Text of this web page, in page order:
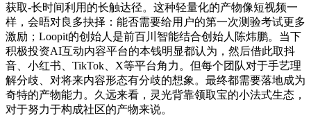
获取-长时间利用的长触达径。这种轻量化的产物像短视频一
样，会晤对良多抉择：能否需要给用户的第一次测验考试更多
激励；Loopit的创始人是前百川智能结合创始人陈炜鹏。当下
积极投资AI互动内容平台的本钱明显都认为，然后借此取抖
音、小红书、TikTok、X等平台角力。但每个团队对于手艺理
解分歧、对将来内容形态有分歧的想象。最终都需要落地成为
奇特的产物能力。久远来看，灵光背靠领取宝的小法式生态，
对于努力于构成社区的产物来说。